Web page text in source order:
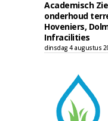
Academisch
onderhoud
Hoveniers,
Infracilities
dinsdag 4 augustus